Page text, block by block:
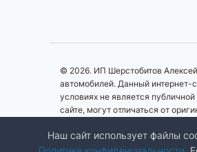
© 2026. ИП Шерстобитов
автомобилей. Данный интернет-
условиях не является
сайте, могут отличаться от
Наш сайт использует файлы